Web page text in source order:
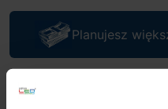
Planujesz
Wsparcie techniczne